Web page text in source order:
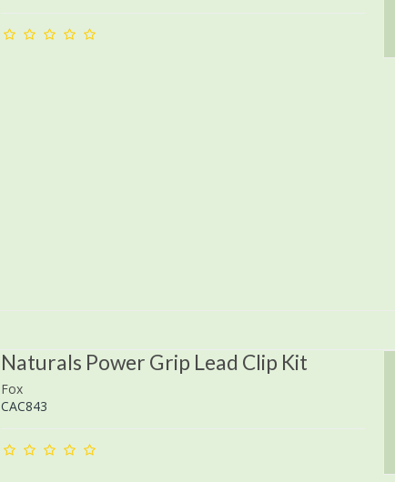
Naturals Power Grip Lead Clip Kit
Fox
CAC843